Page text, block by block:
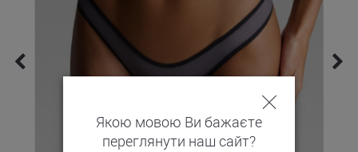
Якою мовою Ви бажаєте
переглянути наш сайт?